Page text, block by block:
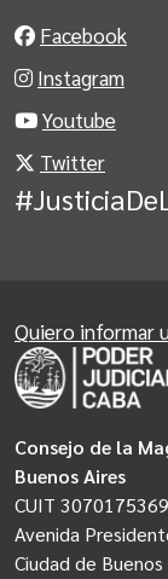
Facebook
Instagram
Youtube
Twitter
Consejo de la
Buenos Aires
CUIT
Avenida
Ciudad de
Quiero informar